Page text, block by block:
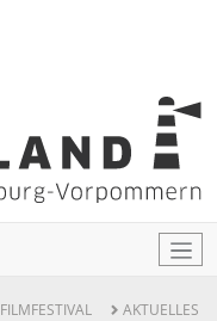
FILMFESTIVAL AKTUELLES